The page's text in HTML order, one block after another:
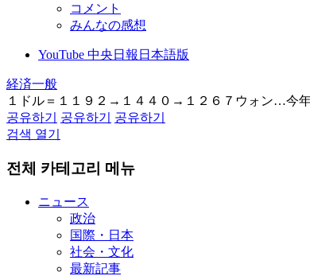
コメント
みんなの感想
YouTube 中央日報日本語版
経済一般
１ドル＝１１９２→１４４０→１２６７ウォン…今
공유하기
공유하기
공유하기
검색 열기
전체 카테고리 메뉴
ニュース
政治
国際・日本
社会・文化
最新記事